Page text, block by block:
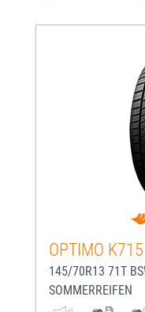
OPTIMO K715
145/70R13 71T
SOMMERREIFEN